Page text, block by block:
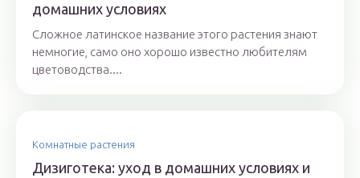
домашних условиях
Сложное латинское название этого растения знают
немногие, само оно хорошо известно любителям
цветоводства....
Комнатные растения
Дизиготека: уход в домашних условиях и